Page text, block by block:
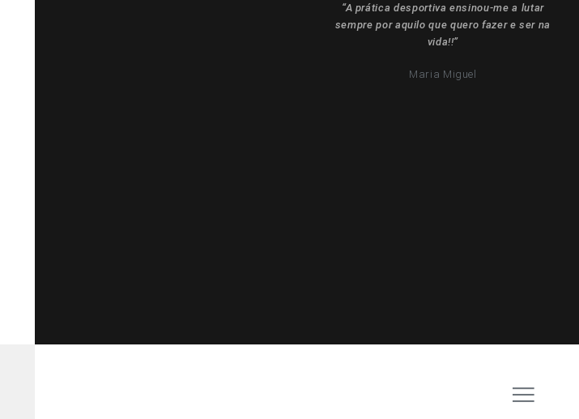
“A prática desportiva ensinou-me a lutar
sempre por aquilo que quero fazer e ser na
vida!!”
Maria Miguel